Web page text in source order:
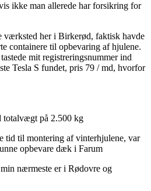
ikke man allerede har forsikring for
værksted her i Birkerød, faktisk havde
containere til opbevaring af hjulene.
mit registreringsnummer ind
Tesla S fundet, pris 79 / md, hvorfor
totalvægt på 2.500 kg
tid til montering af vinterhjulene, var
opbevare dæk i Farum
nærmeste er i Rødovre og